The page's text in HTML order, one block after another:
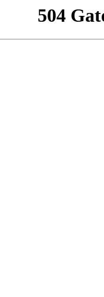
504